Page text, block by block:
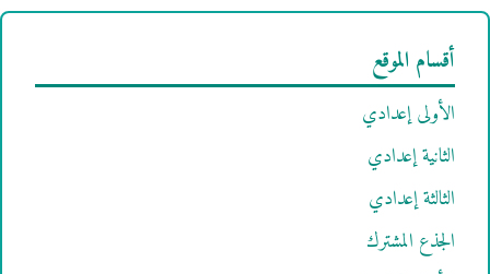
أقسام الموقع
الأولى إعدادي
الثانية إعدادي
الثالثة إعدادي
الجذع المشترك